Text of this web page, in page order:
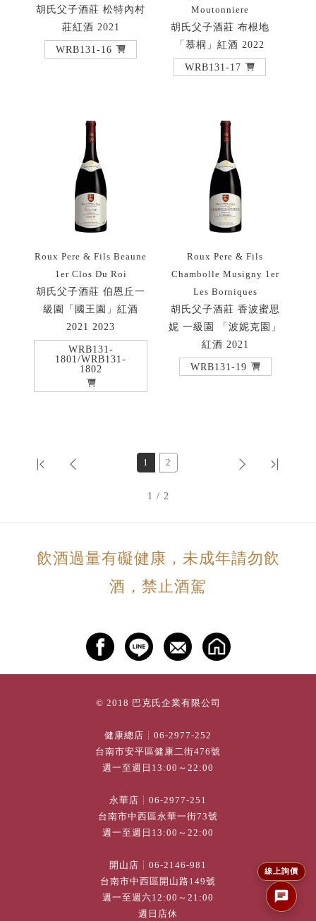
線上詢價
胡氏父子酒莊 松特內村
莊紅酒 2021
WRB131-16
Moutonniere
胡氏父子酒莊 布根地
「慕桐」紅酒 2022
WRB131-17
Roux Pere & Fils Beaune
1er Clos Du Roi
胡氏父子酒莊 伯恩丘一
級園「國王園」紅酒
2021 2023
WRB131-
1801/WRB131-
1802
Roux Pere & Fils
Chambolle Musigny 1er
Les Borniques
胡氏父子酒莊 香波蜜思
妮 一級園 「波妮克園」
紅酒 2021
WRB131-19
1 2
1 / 2
飲酒過量有礙健康，未成年請勿飲
酒，禁止酒駕
© 2018 巴克氏企業有限公司
健康總店┊ 06-2977-252
台南市安平區健康二街476號
週一至週日13:00～22:00
永華店┊ 06-2977-251
台南市中西區永華一街73號
週一至週日13:00～22:00
開山店┊ 06-2146-981
台南市中西區開山路149號
週一至週六12:00～21:00
週日店休